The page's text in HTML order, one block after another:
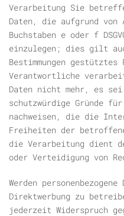
Verarbeitung Sie
Daten, die aufgrund
Buchstaben e oder f
einzulegen; dies gilt
Bestimmungen
Verantwortliche
Daten nicht mehr, es sei
schutzwürdige Gründe
nachweisen, die die
Freiheiten der
die Verarbeitung dient
oder Verteidigung von
Werden
Direktwerbung zu
jederzeit Widerspruch